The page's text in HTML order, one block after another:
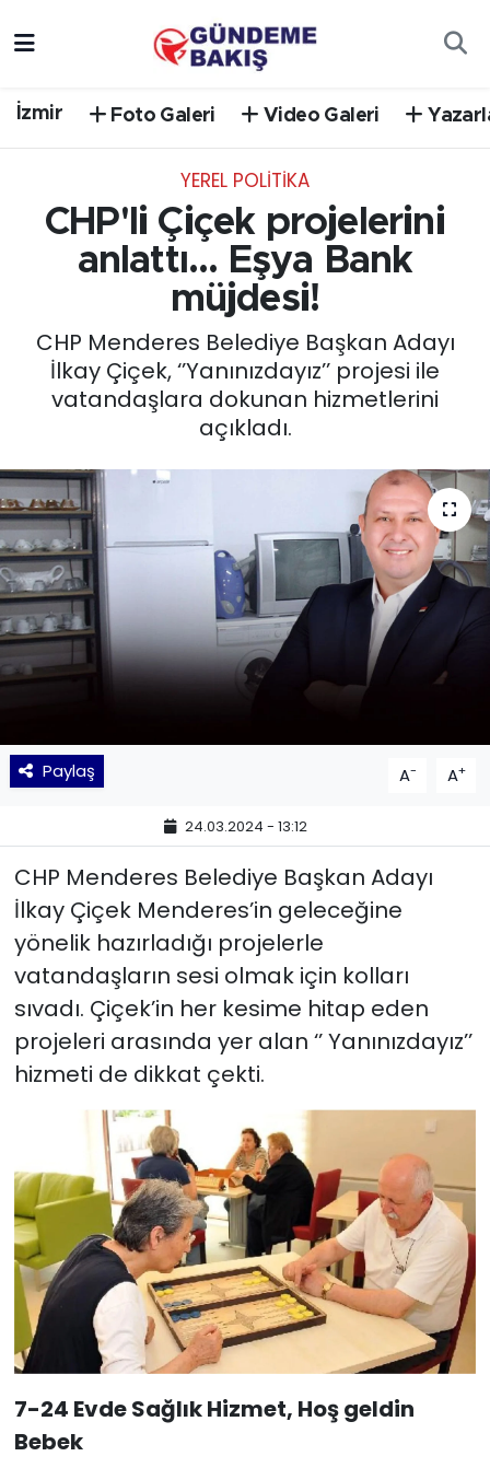
İzmir Foto Galeri Video Galeri
YEREL POLİTİKA
CHP'li Çiçek projelerini
anlattı... Eşya Bank
müjdesi!
CHP Menderes Belediye Başkan Adayı
İlkay Çiçek, ‘’Yanınızdayız’’ projesi ile
vatandaşlara dokunan hizmetlerini
açıkladı.
Paylaş A- A+
24.03.2024 - 13:12
CHP Menderes Belediye Başkan Adayı
İlkay Çiçek Menderes’in geleceğine
yönelik hazırladığı projelerle
vatandaşların sesi olmak için kolları
sıvadı. Çiçek’in her kesime hitap eden
projeleri arasında yer alan ‘’ Yanınızdayız’’
hizmeti de dikkat çekti.
7-24 Evde Sağlık Hizmet, Hoş geldin
Bebek
EGE
EKONOMİ
English News
GÜNCEL
KÜLTÜR SANAT
MAGAZİN
POLİTİKA
Siyaset
TEKNOLOJİ
Yaşam
YEREL POLİTİKA
YEREL YÖNETİMLER
Yurt
Trafik Durumu
Süper Lig Puan Durumu ve Fikstür
Tüm Manşetler
Son Dakika Haberleri
Haber Arşivi